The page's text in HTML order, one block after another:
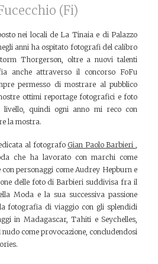
(Fi)
nei locali de La Tinaia e di Palazzo
anni ha ospitato fotografi del calibro
Thorgerson, oltre a nuovi talenti
anche attraverso il concorso FoFu
permesso di mostrare al pubblico
ottimi reportage fotografici e foto
livello, quindi ogni anno mi reco con
la mostra.
al fotografoGian Paolo Barbieri,
che ha lavorato con marchi come
con personaggi come Audrey Hepburn e
delle foto di Barbieri suddivisa fra il
Moda e la sua successiva passione
fotografia di viaggio con gli splendidi
in Madagascar, Tahiti e Seychelles,
come provocazione, concludendosi